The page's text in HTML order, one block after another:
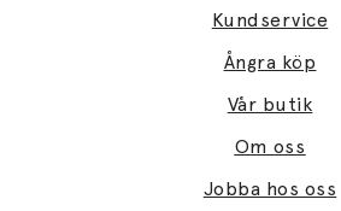
Kundservice
Ångra köp
Vår butik
Om oss
Jobba hos oss